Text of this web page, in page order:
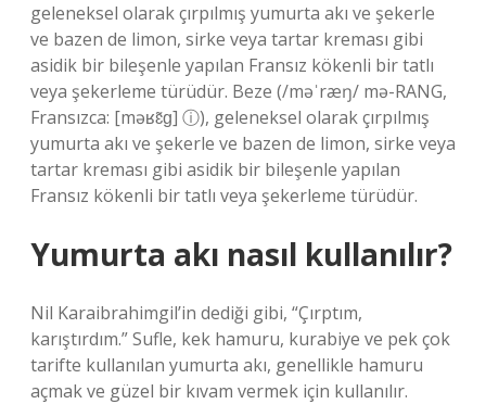
geleneksel olarak çırpılmış yumurta akı ve şekerle
ve bazen de limon, sirke veya tartar kreması gibi
asidik bir bileşenle yapılan Fransız kökenli bir tatlı
veya şekerleme türüdür. Beze (/məˈræŋ/ mə-RANG,
Fransızca: [məʁɛ̃ɡ] ⓘ), geleneksel olarak çırpılmış
yumurta akı ve şekerle ve bazen de limon, sirke veya
tartar kreması gibi asidik bir bileşenle yapılan
Fransız kökenli bir tatlı veya şekerleme türüdür.
Yumurta akı nasıl kullanılır?
Nil Karaibrahimgil’in dediği gibi, “Çırptım,
karıştırdım.” Sufle, kek hamuru, kurabiye ve pek çok
tarifte kullanılan yumurta akı, genellikle hamuru
açmak ve güzel bir kıvam vermek için kullanılır.